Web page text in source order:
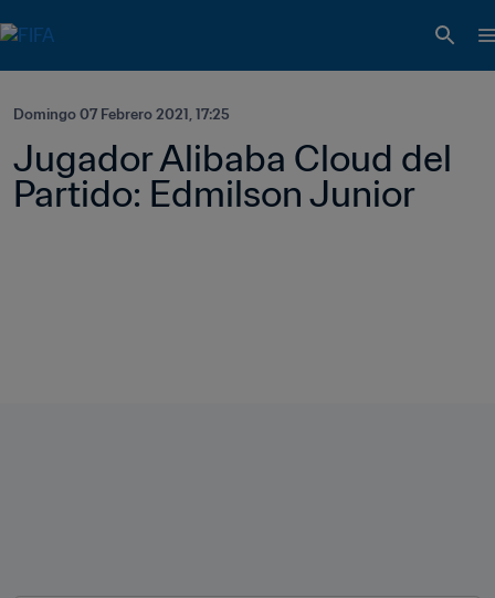
Domingo 07 Febrero 2021, 17:25
Jugador Alibaba Cloud del
Partido: Edmilson Junior